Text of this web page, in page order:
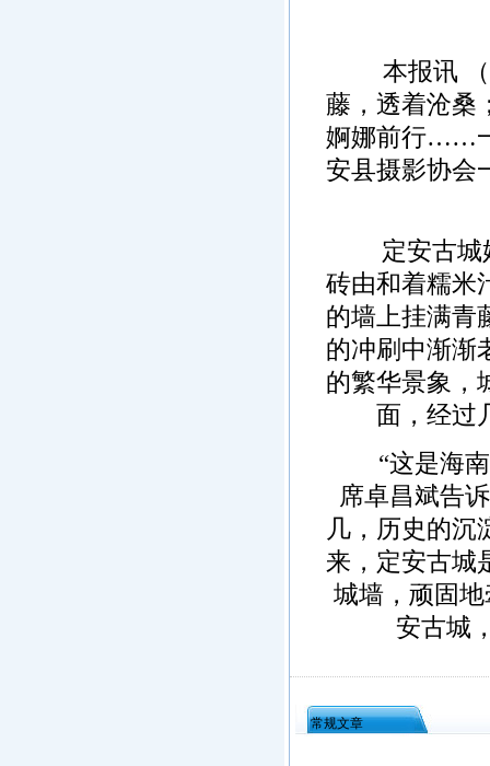
本报讯 （
藤，透着沧桑
婀娜前行……
安县摄影协会
定安古城始
砖由和着糯米
的墙上挂满青
的冲刷中渐渐
的繁华景象，
面，经过
“这是海南
席卓昌斌告
几，历史的沉
来，定安古城
城墙，顽固
安古城
常规文章